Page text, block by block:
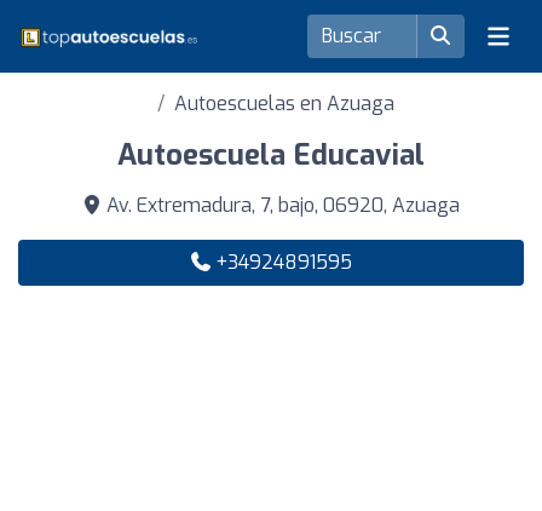
Autoescuelas en Azuaga
Autoescuela Educavial
Av. Extremadura, 7, bajo, 06920, Azuaga
+34924891595